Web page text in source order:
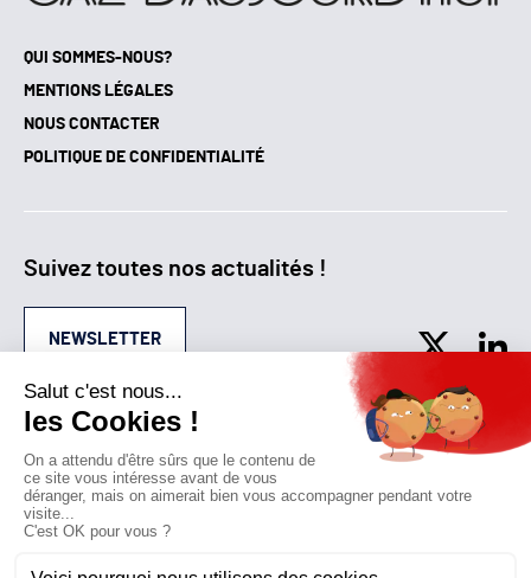
QUI SOMMES-NOUS?
NOUS CONTACTER
Contactez-nous
© GAZ D’AUJOURD'HUI 2018